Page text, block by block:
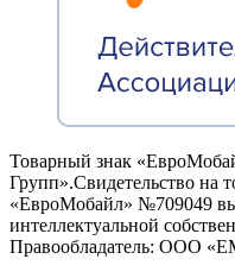
Товарный знак
Групп».Свидетельство на
«ЕвроМобайл» №709049
интеллектуальной
Правообладатель: ООО